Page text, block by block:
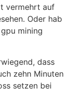
vermehrt auf
Oder hab
mining
dass
zehn Minuten
setzen bei